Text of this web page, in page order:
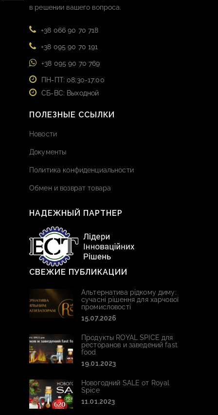
в решении вашего вопроса.
+38 066 90 70 718
+38 095 90 70 191
+38 095 90 70 769
ПН-ПТ: 08:30-17:00
СБ-ВС: Выходной
ПОЛЕЗНЫЕ ССЫЛКИ
Новости
Документы
Политика конфиденциальности
Обмен и возврат товара
НАДЕЖНЫЙ ПАРТНЕР
СВЕЖИЕ ПУБЛИКАЦИИ
Альтернатива рідкому диму:
сучасні рішення для харчової
промисловості
15.07.2026
Продукты ROYAL SPICE для
ресторанов и заведений fast
food
19.01.2023
Новогодний SALE от Royal
Spice
11.01.2023